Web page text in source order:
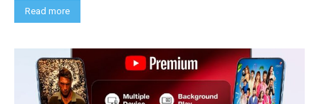
Read more